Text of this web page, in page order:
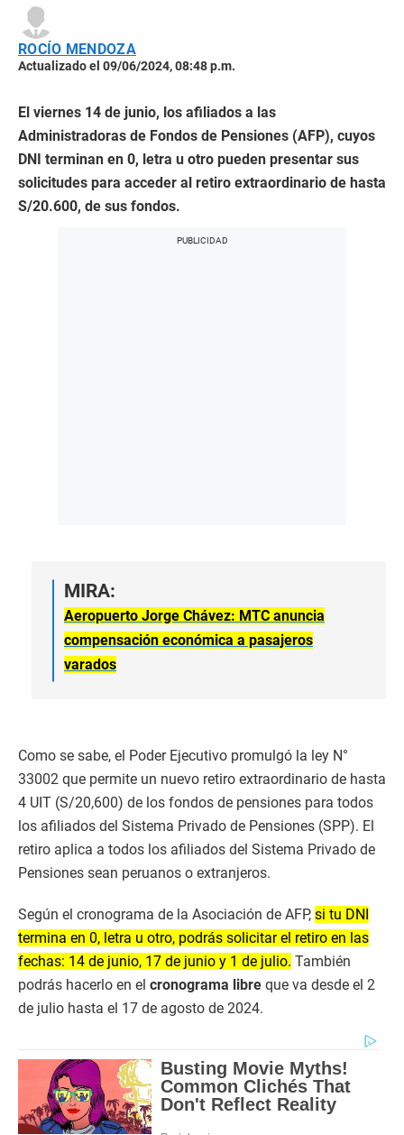
ROCÍO MENDOZA
Actualizado el 09/06/2024, 08:48 p.m.
El viernes 14 de junio, los afiliados a las
Administradoras de Fondos de Pensiones (AFP), cuyos
DNI terminan en 0, letra u otro pueden presentar sus
solicitudes para acceder al retiro extraordinario de hasta
S/20.600, de sus fondos.
MIRA:
Aeropuerto Jorge Chávez: MTC anuncia
compensación económica a pasajeros
varados
Como se sabe, el Poder Ejecutivo promulgó la ley N°
33002 que permite un nuevo retiro extraordinario de hasta
4 UIT (S/20,600) de los fondos de pensiones para todos
los afiliados del Sistema Privado de Pensiones (SPP). El
retiro aplica a todos los afiliados del Sistema Privado de
Pensiones sean peruanos o extranjeros.
Según el cronograma de la Asociación de AFP, si tu DNI
termina en 0, letra u otro, podrás solicitar el retiro en las
fechas: 14 de junio, 17 de junio y 1 de julio. También
podrás hacerlo en el cronograma libre que va desde el 2
de julio hasta el 17 de agosto de 2024.